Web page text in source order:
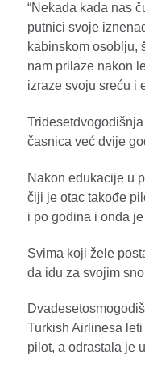
“Nekada kada nas
putnici svoje
kabinskom osoblju,
nam prilaze nakon
izraze svoju sreću i
časnica već dvije
Nakon edukacije u
čiji je otac takođe
i po godina i onda
Svima koji žele
da idu za svojim
Turkish Airlinesa
pilot, a odrastala je